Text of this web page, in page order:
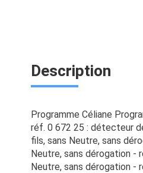
Description
Programme Céliane
réf. 0 672 25 : détecteur
fils, sans Neutre, sans
Neutre, sans dérogation -
Neutre, sans dérogation -